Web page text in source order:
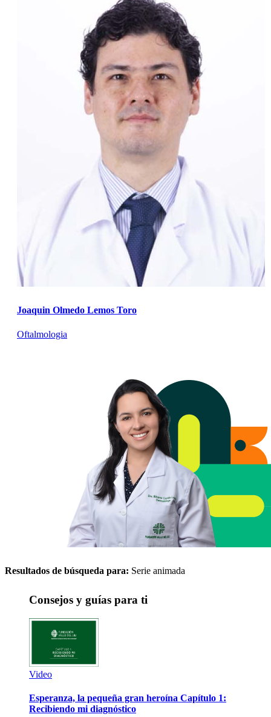
Joaquin Olmedo Lemos Toro
Oftalmologia
Resultados de búsqueda para: Serie animada
Consejos y guías para ti
Video
Esperanza, la pequeña gran heroína Capítulo 1:
Recibiendo mi diagnóstico